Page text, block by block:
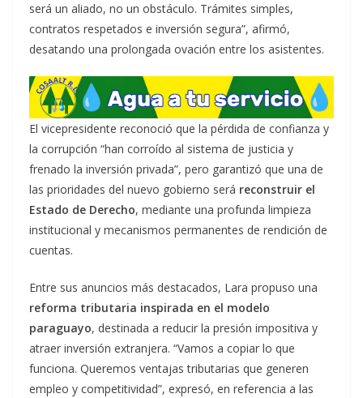
será un aliado, no un obstáculo. Trámites simples,
contratos respetados e inversión segura”, afirmó,
desatando una prolongada ovación entre los asistentes.
El vicepresidente reconoció que la pérdida de confianza y
la corrupción “han corroído al sistema de justicia y
frenado la inversión privada”, pero garantizó que una de
las prioridades del nuevo gobierno será reconstruir el
Estado de Derecho, mediante una profunda limpieza
institucional y mecanismos permanentes de rendición de
cuentas.
Entre sus anuncios más destacados, Lara propuso una
reforma tributaria inspirada en el modelo
paraguayo, destinada a reducir la presión impositiva y
atraer inversión extranjera. “Vamos a copiar lo que
funciona. Queremos ventajas tributarias que generen
empleo y competitividad”, expresó, en referencia a las